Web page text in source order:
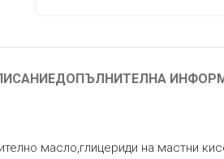
ДОПЪЛНИТЕЛНА
масло,глицериди на мастни